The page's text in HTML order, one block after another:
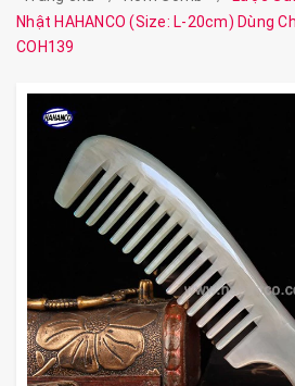
Nhật HAHANCO (Size: L-20cm) Dùng
COH139